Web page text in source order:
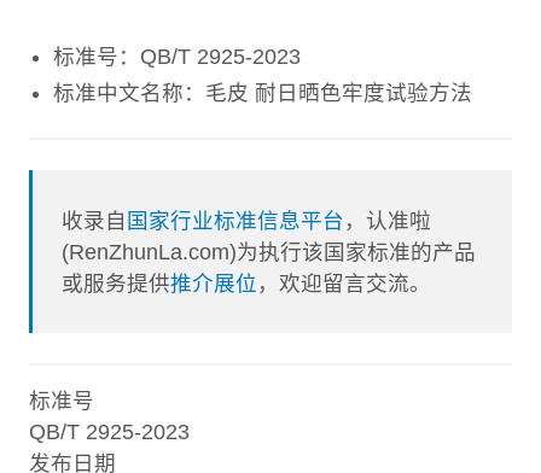
标准号：QB/T 2925-2023
标准中文名称：毛皮 耐日晒色牢度试验方法
收录自 国家行业标准信息平台 ，认准啦
(RenZhunLa.com)为执行该国家标准的产品
或服务提供推介展位 ，欢迎留言交流。
标准号
QB/T 2925-2023
发布日期